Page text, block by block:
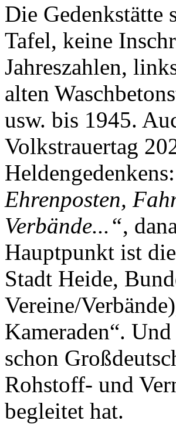
Die Gedenkstätte
Tafel, keine
Jahreszahlen,
alten
usw. bis 1945.
Volkstrauertag
Heldengedenkens:
Ehrenposten,
Verbände...“,
Hauptpunkt ist
Stadt Heide,
Vereine/
Kameraden“.
schon
Rohstoff- und
begleitet hat.